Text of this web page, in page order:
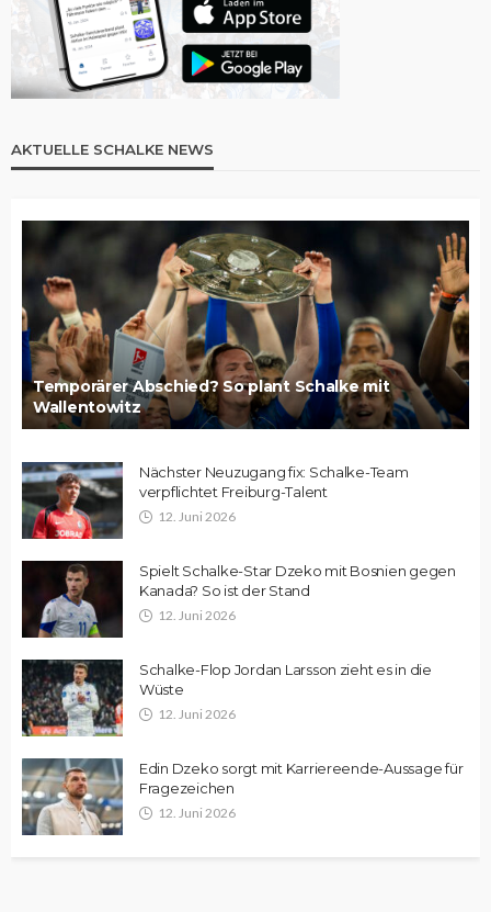
AKTUELLE SCHALKE NEWS
Temporärer Abschied? So plant Schalke mit
Wallentowitz
Nächster Neuzugang fix: Schalke-Team
verpflichtet Freiburg-Talent
12. Juni 2026
Spielt Schalke-Star Dzeko mit Bosnien gegen
Kanada? So ist der Stand
12. Juni 2026
Schalke-Flop Jordan Larsson zieht es in die
Wüste
12. Juni 2026
Edin Dzeko sorgt mit Karriereende-Aussage für
Fragezeichen
12. Juni 2026